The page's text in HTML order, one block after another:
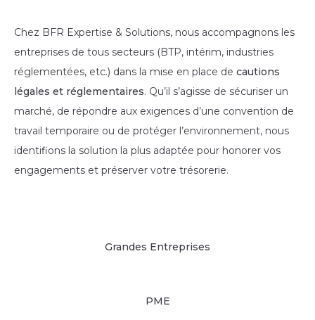
Chez BFR Expertise & Solutions, nous accompagnons les
entreprises de tous secteurs (BTP, intérim, industries
réglementées, etc.) dans la mise en place de cautions
légales et réglementaires. Qu’il s’agisse de sécuriser un
marché, de répondre aux exigences d’une convention de
travail temporaire ou de protéger l’environnement, nous
identifions la solution la plus adaptée pour honorer vos
engagements et préserver votre trésorerie.
Grandes Entreprises
PME